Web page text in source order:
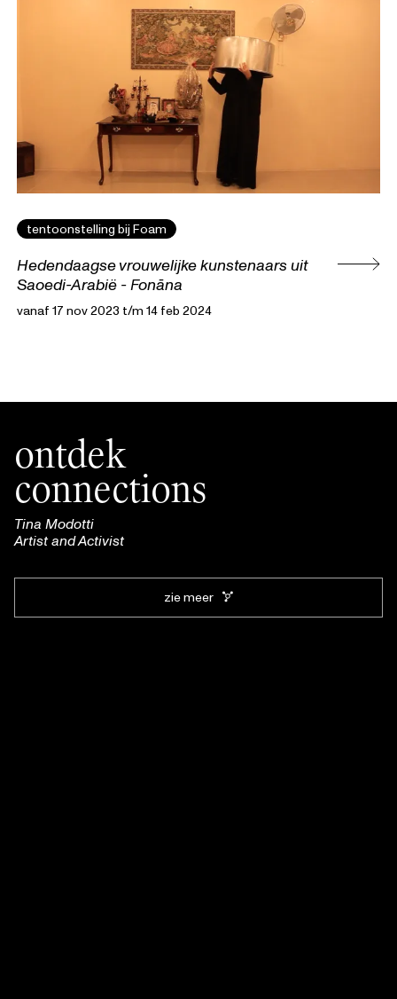
tentoonstelling bij Foam
Hedendaagse vrouwelijke kunstenaars uit
Saoedi-Arabië - Fonāna
vanaf 17 nov 2023 t/m 14 feb 2024
ontdek
connections
Tina Modotti
Artist and Activist
zie meer